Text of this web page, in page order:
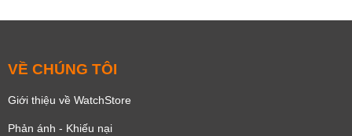
VỀ CHÚNG TÔI
Giới thiệu về WatchStore
Phản ánh - Khiếu nại